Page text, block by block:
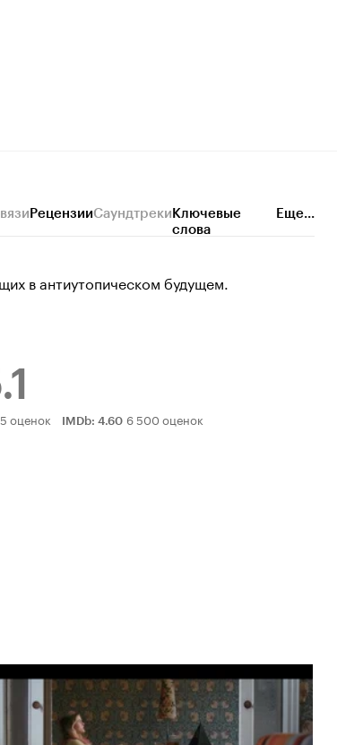
РецензииСаундтрекиКлючевые
слова
Еще...
в антиутопическом будущем.
оценок IMDb: 4.60 6 500 оценок